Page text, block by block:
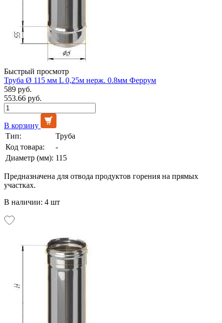
Быстрый просмотр
Труба Ø 115 мм L 0,25м нерж. 0.8мм Феррум
589 руб.
553.66 руб.
В корзину
Тип:
Труба
Код товара:
-
Диаметр (мм): 115
Предназначена для отвода продуктов горения на прямых
участках.
В наличии: 4 шт